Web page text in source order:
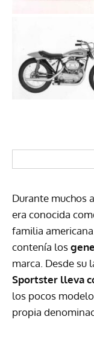
Durante muchos
era conocida
familia
contenía los
marca. Desde su
Sportster lleva
los pocos
propia